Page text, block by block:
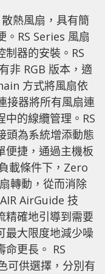
熱風扇，具有簡
。RS Series 風扇
器的安裝。RS
非 RGB 版本，適
方式將風扇依
接器將所有風扇連
的線纜管理。RS
頭為系統增添動態
便捷，通過主機板
載條件下，Zero
轉動，從而消除
AirGuide 技
精確地引導到需要
最大限度地減少噪
命更長。 RS
可供選擇，分別有